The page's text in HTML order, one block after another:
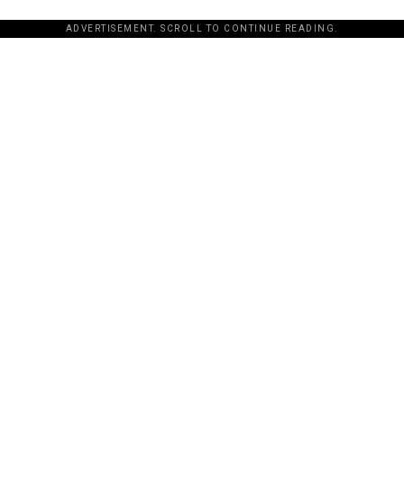
ADVERTISEMENT. SCROLL TO CONTINUE READING.